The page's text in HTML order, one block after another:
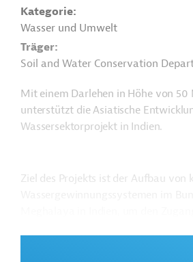
Kategorie
Wasser und Umwelt
Träger
Soil and Water Conservation
Mit einem Darlehen in Höhe von
unterstützt die Asiatische
Wassersektorprojekt in Indien.
Ziel des Projekts ist der Aufbau von